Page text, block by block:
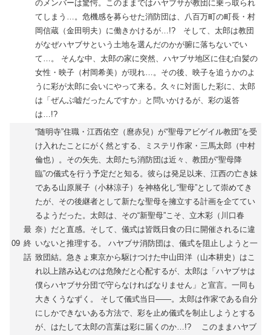
のメンバーは驚愕。このままではハヤブサが教団に乗っ取られ
てしまう…。危機感を募らせた消防団は、八百万町の町長・村
岡信蔵（金田明夫）に働きかけるが…!? そして、太郎は教団
がなぜハヤブサという土地を選んだのかが腑に落ちないでい
て…。 そんな中、太郎の家に突然、ハヤブサ地区に住む白髪の
女性・映子（村岡希美）が現れ…。その後、映子を追うかのよ
うに彩が太郎に会いにやって来る。久々に対面した彩に、太郎
は「ぜんぶ嘘だったんですか」と問いかけるが、彩の返答
は…!?
09
最
終
話
“随明寺”住職・江西佑空（麿赤兒）が“聖母アビゲイル教団”を受
け入れたことにがく然とする、ミステリ作家・三馬太郎（中村
倫也）。その矢先、太郎たち消防団は近々、教団が“聖母降
臨”の儀式を行う予定だと知る。彼らは発足以来、江西の亡き妹
である山原展子（小林涼子）を神格化し“聖母”として崇めてき
たが、その後継者として新たな聖母を擁立する計画を企ててい
るようだった。太郎は、その“新聖母”こそ、立木彩（川口春
奈）だと直感。そして、儀式は皆既日食の日に開催されるに違
いないと推理する。 ハヤブサ消防団は、儀式を阻止しようと一
致団結。急きょ東京から駆けつけた中山田洋（山本耕史）はこ
れ以上踏み込むのは危険だと心配するが、太郎は「ハヤブサは
僕らハヤブサ分団で守らなければなりません」と宣言。一同も
大きくうなずく。 そして儀式当日――。太郎は作家である自分
にしかできないある方法で、彩を止め儀式を制止しようとする
が、はたして太郎の言葉は彩に届くのか…!? このままハヤブ